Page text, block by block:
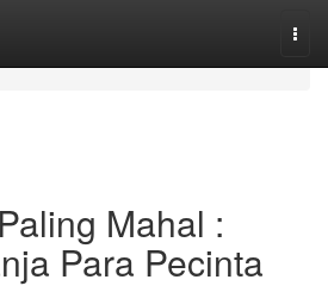
Mahal :
Para Pecinta